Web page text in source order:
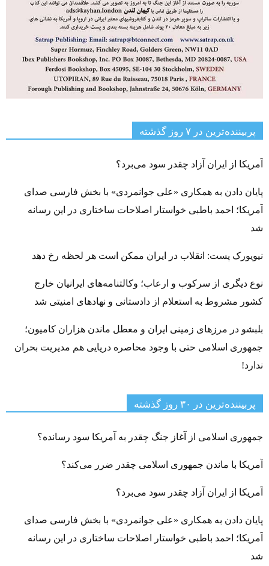
پربیننده‌ترین‌ در ۷ روز گذشته
آمریکا از ایران آزاد چقدر سود می‌برد؟
پایان دادن به همکاری «علی جوانمردی» با بخش فارسی صدای
آمریکا؛ احمد باطبی خواستار اصلاحات ساختاری در این رسانه
شد
نیویورک پست: انقلاب در ایران ممکن است هر لحظه رخ دهد
نوع دیگری از سرکوب و ارعاب؛ وکالتنامه‌های ایرانیان خارج
کشور مشروط به استعلام از دادستانی و نهادهای امنیتی شد
بلبشو در مرزهای زمینی ایران و معطل ماندن هزاران کامیون؛
جمهوری اسلامی حتی با وجود محاصره دریایی هم مدیریت بحران
ندارد!
پربیننده‌ترین‌ در ۳۰ روز گذشته
جمهوری اسلامی از آغاز جنگ چقدر به آمریکا سود رسانده؟
آمریکا با ماندن جمهوری اسلامی چقدر ضرر می‌کند؟
آمریکا از ایران آزاد چقدر سود می‌برد؟
پایان دادن به همکاری «علی جوانمردی» با بخش فارسی صدای
آمریکا؛ احمد باطبی خواستار اصلاحات ساختاری در این رسانه
شد